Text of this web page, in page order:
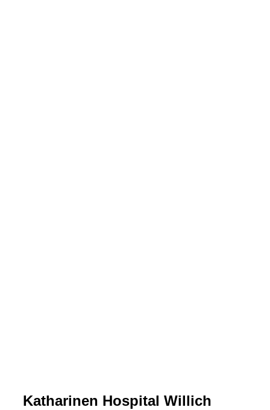
Katharinen Hospital Willich